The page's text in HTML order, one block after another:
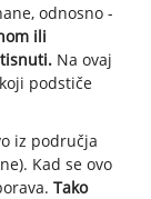
odnosno -
ili
Na ovaj
podstiče
iz područja
Kad se ovo
Tako